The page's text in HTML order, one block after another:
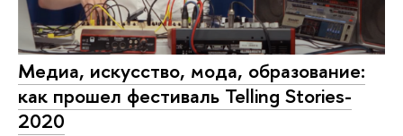
Медиа, искусство, мода, образование:
как прошел фестиваль Telling Stories-
2020